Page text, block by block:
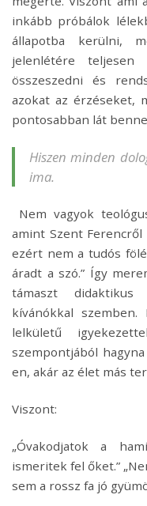
inkább próbálok
állapotba kerülni,
jelenlétére
összeszedni és
azokat az érzéseket,
pontosabban lát
Hiszen minden
ima.
Nem vagyok
amint Szent
ezért nem a tudós
áradt a szó.” Így
támaszt didaktikus
kívánókkal
lelkületű
szempontjából
en, akár az élet más
Viszont:
„Óvakodjatok a
ismeritek fel őket.”
sem a rossz fa jó